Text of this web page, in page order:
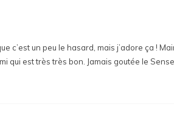
c’est un peu le hasard, mais j’adore ça !
qui est très très bon. Jamais goutée le